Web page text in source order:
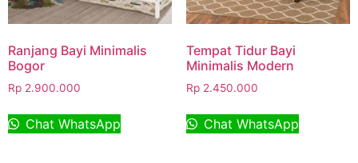
Ranjang Bayi Minimalis
Bogor
Rp 2.900.000
Chat WhatsApp
Tempat Tidur Bayi
Minimalis Modern
Rp2.450.000
Chat WhatsApp